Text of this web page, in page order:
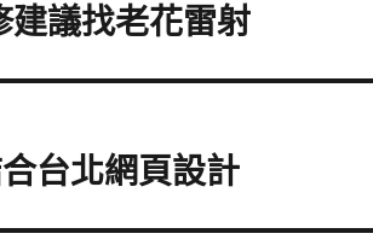
議找老花雷射
台北網頁設計